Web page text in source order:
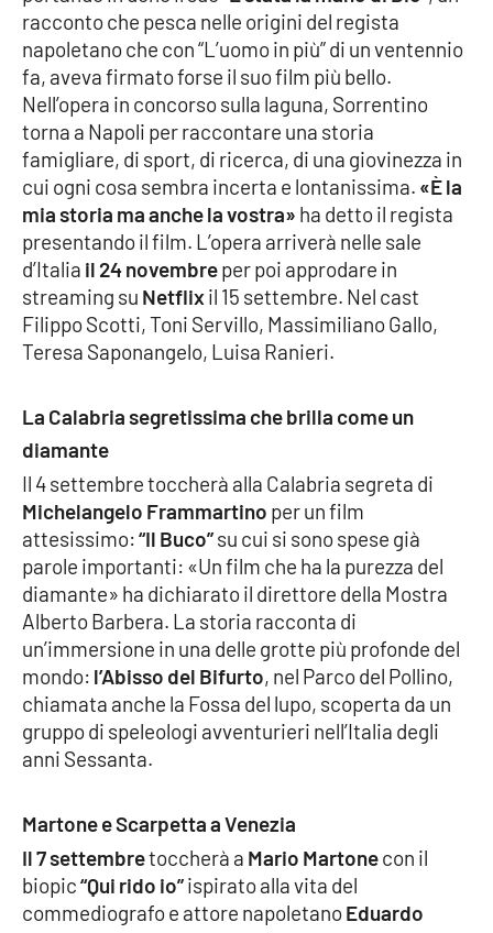
Leggendo Alvaro insieme
Imprese Di Calabria
Le perfidie di Antonella Grippo
Venti di comunicazione
STREAMING
LaC TV
EDIZIONI
LOCALI
Catanzaro
Crotone
Vibo Valentia
Reggio Calabria
Lamezia Terme
racconto che pesca nelle origini del regista
napoletano che con “L’uomo in più” di un ventennio
fa, aveva firmato forse il suo film più bello.
Nell’opera in concorso sulla laguna, Sorrentino
torna a Napoli per raccontare una storia
famigliare, di sport, di ricerca, di una giovinezza in
cui ogni cosa sembra incerta e lontanissima. «È la
mia storia ma anche la vostra» ha detto il regista
presentando il film. L’opera arriverà nelle sale
d’Italia il 24 novembreper poi approdare in
streaming su Netflixil 15 settembre. Nel cast
Filippo Scotti, Toni Servillo, Massimiliano Gallo,
Teresa Saponangelo, Luisa Ranieri.
La Calabria segretissima che brilla come un
diamante
Il 4 settembre toccherà alla Calabria segreta di
Michelangelo Frammartino per un film
attesissimo:“Il Buco”su cui si sono spese già
parole importanti: «Un film che ha la purezza del
diamante» ha dichiarato il direttore della Mostra
Alberto Barbera. La storia racconta di
un’immersione in una delle grotte più profonde del
mondo: l’Abisso del Bifurto, nel Parco del Pollino,
chiamata anche la Fossa del lupo, scoperta da un
gruppo di speleologi avventurieri nell’Italia degli
anni Sessanta.
Martone e Scarpetta a Venezia
Il 7 settembretoccherà a Mario Martonecon il
biopic“Qui rido io”ispirato alla vita del
commediografo e attore napoletanoEduardo